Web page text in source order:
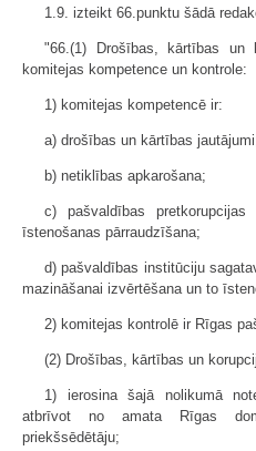
1.9. izteikt 66.punktu šādā
"66.(1) Drošības, kārtības un
komitejas kompetence un kontrole:
1) komitejas kompetencē ir:
a) drošības un kārtības
b) netiklības apkarošana;
c) pašvaldības
īstenošanas pārraudzīšana;
d) pašvaldības institūciju
mazināšanai izvērtēšana un to
2) komitejas kontrolē ir Rīgas
(2) Drošības, kārtības un
1) ierosina šajā nolikumā
atbrīvot no amata Rīgas
priekšsēdētāju;